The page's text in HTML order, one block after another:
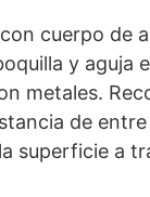
cuerpo de
y aguja
metales.
de entre
superficie a